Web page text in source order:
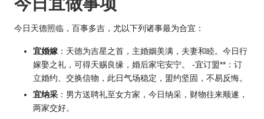
今日天德照临，百事多吉，尤以下列诸事最为合宜：
宜婚嫁 ：天德为吉星之首，主婚姻美满，夫妻和睦。今日行
嫁娶之礼，可得天赐良缘，婚后家宅安宁。 -宜订盟**：订
立婚约、交换信物，此日气场稳定，盟约坚固，不易反悔。
宜纳采 ：男方送聘礼至女方家，今日纳采，财物往来顺遂，
两家交好。